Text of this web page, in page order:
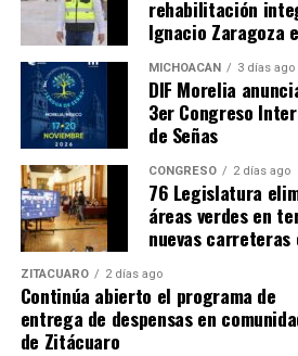
FGE demuestra culpabilidad de
homicidio en Tiquicheo
rehabilitación
Ignacio Zaragoza
MICHOACÁN 3 días ago
DIF Morelia
3er Congreso
de Señas
CONGRESO 2 días ago
76 Legislatura
áreas verdes en
nuevas carreteras
ZITÁCUARO 2 días ago
Continúa abierto el programa de
entrega de despensas en
de Zitácuaro